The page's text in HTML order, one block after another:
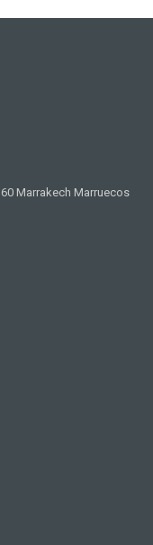
Marrakech Marruecos